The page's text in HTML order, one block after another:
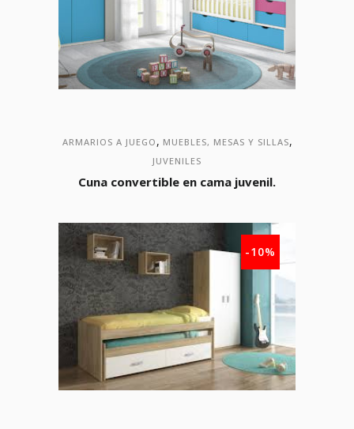
ARMARIOS A JUEGO , MUEBLES, MESAS Y SILLAS,
JUVENILES
Cuna convertible en cama juvenil.
-10%